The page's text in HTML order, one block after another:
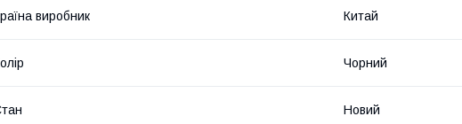
виробник Китай
Чорний
Новий